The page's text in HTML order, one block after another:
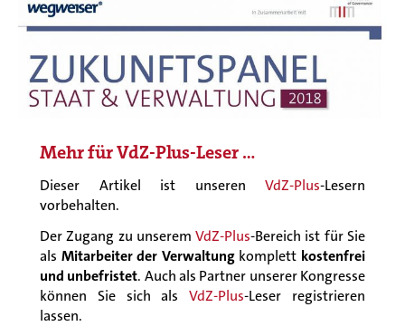
Mehr fürVdZ-Plus-Leser …
Dieser Artikel ist unseren VdZ-Plus-Lesern
vorbehalten.
Der Zugang zu unseremVdZ-Plus-Bereich ist für Sie
als Mitarbeiter der Verwaltungkomplett kostenfrei
und unbefristet. Auch als Partner unserer Kongresse
können Sie sich alsVdZ-Plus-Leser registrieren
lassen.